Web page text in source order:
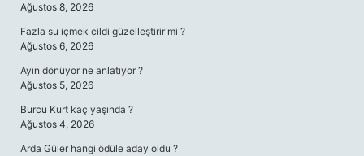
Ağustos 8, 2026
Fazla su içmek cildi güzelleştirir mi ?
Ağustos 6, 2026
Ayın dönüyor ne anlatıyor ?
Ağustos 5, 2026
Burcu Kurt kaç yaşında ?
Ağustos 4, 2026
Arda Güler hangi ödüle aday oldu ?